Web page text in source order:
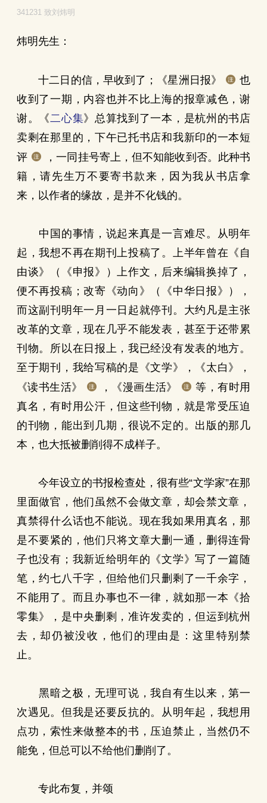
341231 致刘炜明
炜明先生：
十二日的信，早收到了；《星洲日报》
也
收到了一期，内容也并不比上海的报章减色，谢
谢。《二心集》总算找到了一本，是杭州的书店
卖剩在那里的，下午已托书店和我新印的一本短
评
，一同挂号寄上，但不知能收到否。此种书
籍，请先生万不要寄书款来，因为我从书店拿
来，以作者的缘故，是并不化钱的。
中国的事情，说起来真是一言难尽。从明年
起，我想不再在期刊上投稿了。上半年曾在《自
由谈》（《申报》）上作文，后来编辑换掉了，
便不再投稿；改寄《动向》（《中华日报》），
而这副刊明年一月一日起就停刊。大约凡是主张
改革的文章，现在几乎不能发表，甚至于还带累
刊物。所以在日报上，我已经没有发表的地方。
至于期刊，我给写稿的是《文学》，《太白》，
《读书生活》
，《漫画生活》
等，有时用
真名，有时用公汗，但这些刊物，就是常受压迫
的刊物，能出到几期，很说不定的。出版的那几
本，也大抵被删削得不成样子。
今年设立的书报检查处，很有些“文学家”在那
里面做官，他们虽然不会做文章，却会禁文章，
真禁得什么话也不能说。现在我如果用真名，那
是不要紧的，他们只将文章大删一通，删得连骨
子也没有；我新近给明年的《文学》写了一篇随
笔，约七八千字，但给他们只删剩了一千余字，
不能用了。而且办事也不一律，就如那一本《拾
零集》，是中央删剩，准许发卖的，但运到杭州
去，却仍被没收，他们的理由是：这里特别禁
止。
黑暗之极，无理可说，我自有生以来，第一
次遇见。但我是还要反抗的。从明年起，我想用
点功，索性来做整本的书，压迫禁止，当然仍不
能免，但总可以不给他们删削了。
专此布复，并颂